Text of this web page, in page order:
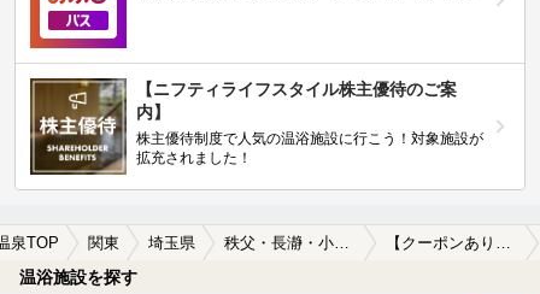
【ニフティライフスタイル株主優待のご案
内】
株主優待制度で人気の温浴施設に行こう！対象施設が
拡充されました！
泉TOP 関東 埼玉県 秩父・長瀞・小鹿野 【クーポンあり】秩父・長瀞・小鹿野(埼玉県)のサウナ施設おすすめ13選(2026年版)
温浴施設を探す